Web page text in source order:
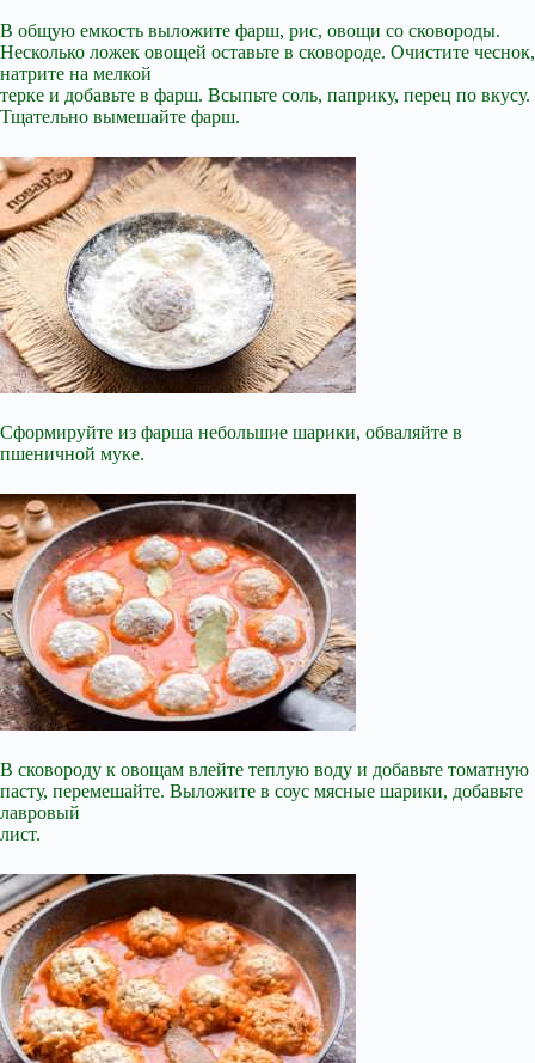
В общую емкость выложите фарш, рис, овощи со сковороды.
Несколько ложек овощей оставьте в сковороде. Очистите чеснок,
натрите на мелкой
терке и добавьте в фарш. Всыпьте соль, паприку, перец по вкусу.
Тщательно вымешайте фарш.
Сформируйте из фарша небольшие шарики, обваляйте в
пшеничной муке.
В сковороду к овощам влейте теплую воду и добавьте томатную
пасту, перемешайте. Выложите в соус мясные шарики, добавьте
лавровый
лист.